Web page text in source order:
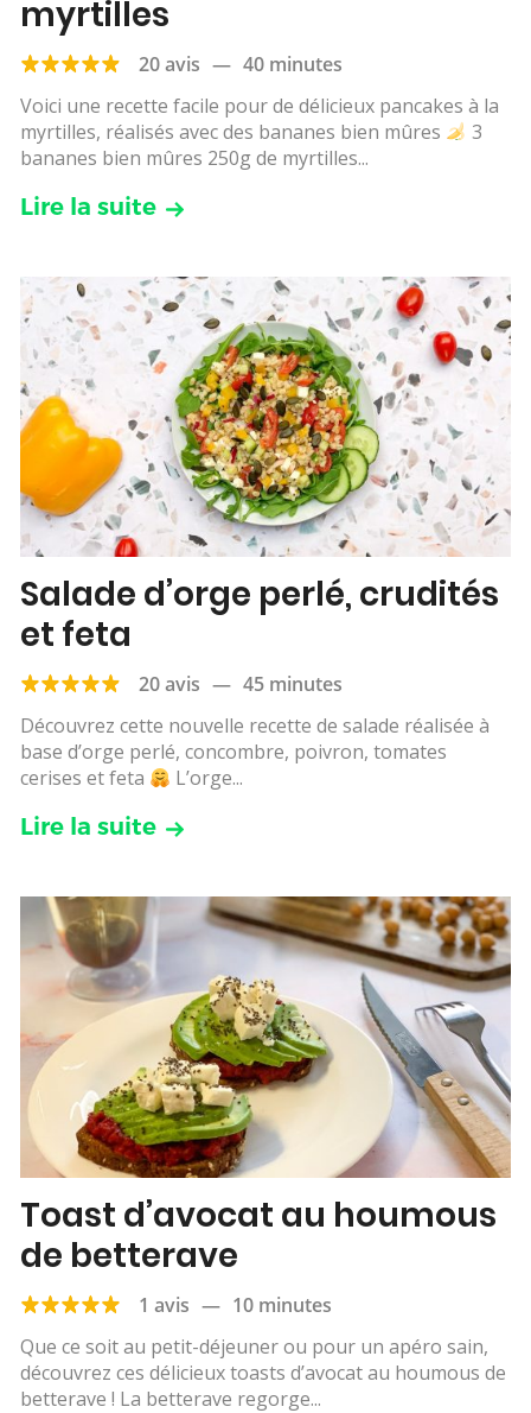
myrtilles
20 avis — 40 minutes
Voici une recette facile pour de délicieux pancakes à la
myrtilles, réalisés avec des bananes bien mûres
3
bananes bien mûres 250g de myrtilles...
Lire la suite
Salade d’orge perlé, crudités
et feta
20 avis — 45 minutes
Découvrez cette nouvelle recette de salade réalisée à
base d’orge perlé, concombre, poivron, tomates
cerises et feta
L’orge...
Lire la suite
Toast d’avocat au houmous
de betterave
1 avis — 10 minutes
Que ce soit au petit-déjeuner ou pour un apéro sain,
découvrez ces délicieux toasts d’avocat au houmous de
betterave ! La betterave regorge...